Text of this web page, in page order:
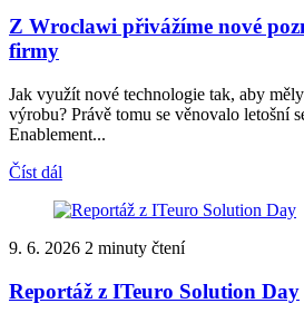
Z Wroclawi přivážíme nové
firmy
Jak využít nové technologie tak, aby
výrobu? Právě tomu se věnovalo letošní
Enablement...
Číst dál
9. 6. 2026 2 minuty čtení
Reportáž z ITeuro Solution Day